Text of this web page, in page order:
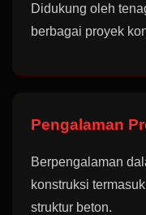
Didukung oleh
berbagai proyek
Pengalaman
Berpengalaman
konstruksi
struktur beton.